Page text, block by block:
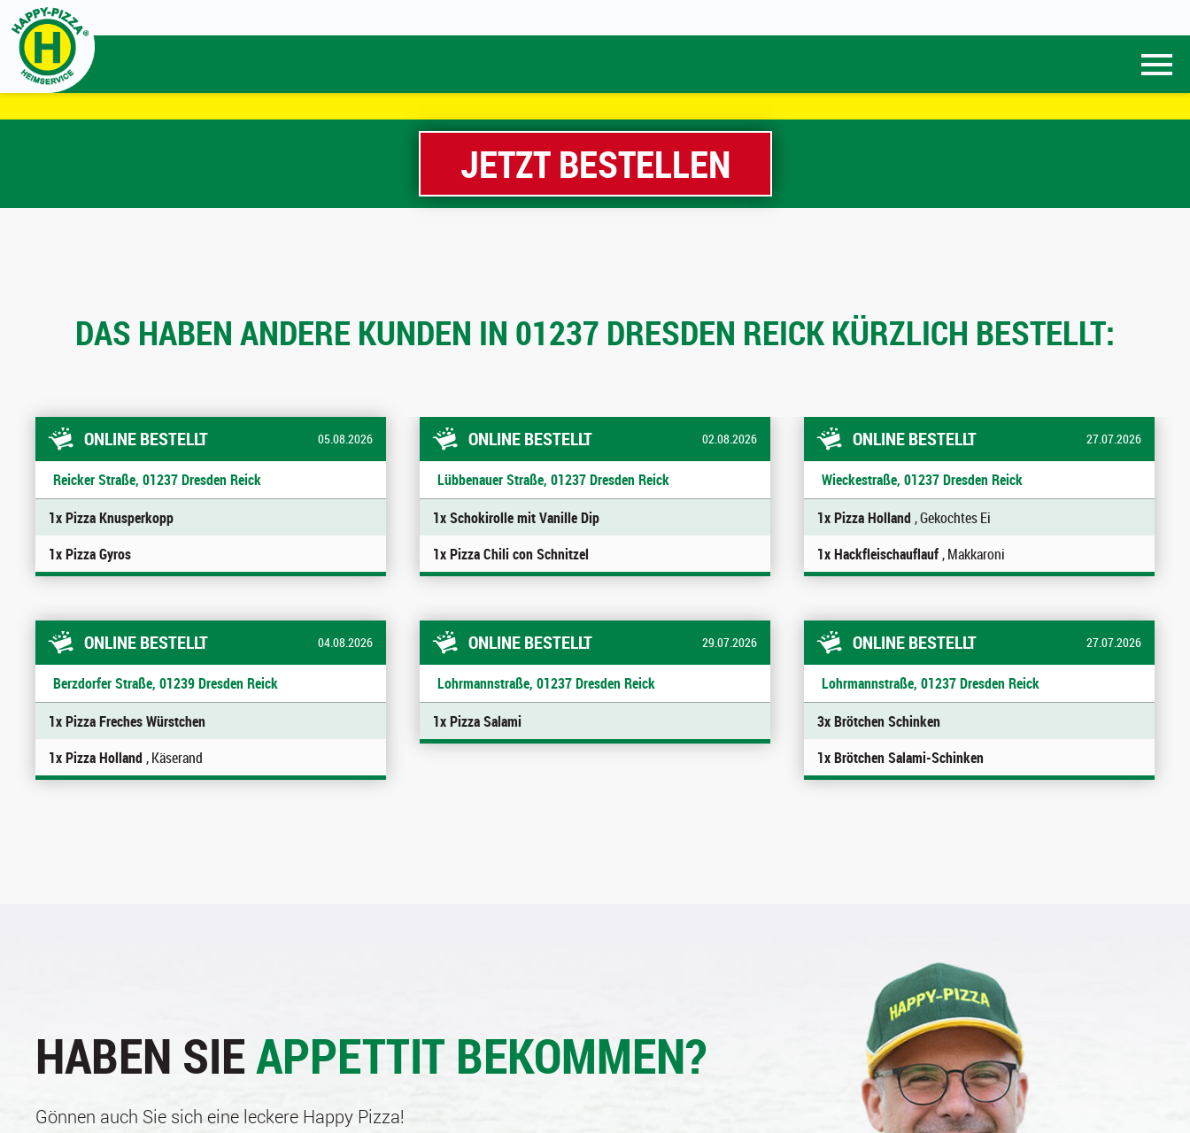
JETZT BESTELLEN
DAS HABEN ANDERE KUNDEN IN 01237 DRESDEN REICK KÜRZLICH BESTELLT:
ONLINE BESTELLT 05.08.2026
Reicker Straße, 01237 Dresden Reick
1x Pizza Knusperkopp
1x Pizza Gyros
ONLINE BESTELLT 04.08.2026
Berzdorfer Straße, 01239 Dresden Reick
1x Pizza Freches Würstchen
1x Pizza Holland , Käserand
ONLINE BESTELLT 02.08.2026
Lübbenauer Straße, 01237 Dresden Reick
1x Schokirolle mit Vanille Dip
1x Pizza Chili con Schnitzel
ONLINE BESTELLT 29.07.2026
Lohrmannstraße, 01237 Dresden Reick
1x Pizza Salami
ONLINE BESTELLT 27.07.2026
Wieckestraße, 01237 Dresden Reick
1x Pizza Holland , Gekochtes Ei
1x Hackfleischauflauf, Makkaroni
ONLINE BESTELLT 27.07.2026
Lohrmannstraße, 01237 Dresden Reick
3x Brötchen Schinken
1x Brötchen Salami-Schinken
HABEN SIEAPPETTIT BEKOMMEN?
Gönnen auch Sie sich eine leckere Happy Pizza!